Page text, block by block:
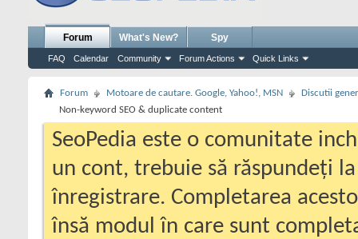
Forum
FAQ Calendar Community Forum Actions Quick Links
What's New? Spy
Forum Motoare de cautare. Google, Yahoo!, MSN
Discutii
Non-keyword SEO & duplicate content
SeoPedia este o comunitate
un cont, trebuie să răspundeți
înregistrare. Completarea
însă modul în care sunt